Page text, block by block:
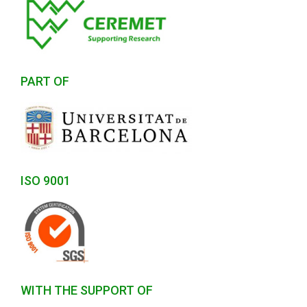
PART OF
ISO 9001
WITH THE SUPPORT OF